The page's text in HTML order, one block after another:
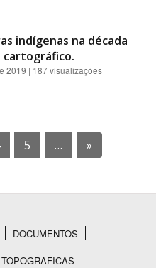
indígenas na década
cartográfico.
2019 | 187 visualizações
5 … »
DOCUMENTOS